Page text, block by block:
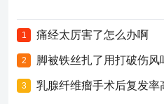
1 痛经太厉害了怎么办啊
2 脚被铁丝扎了用打破伤风
3 乳腺纤维瘤手术后复发率